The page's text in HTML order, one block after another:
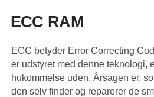
ECC RAM
ECC betyder Error Correcting
er udstyret med denne teknologi,
hukommelse uden. Årsagen er,
den selv finder og reparerer de